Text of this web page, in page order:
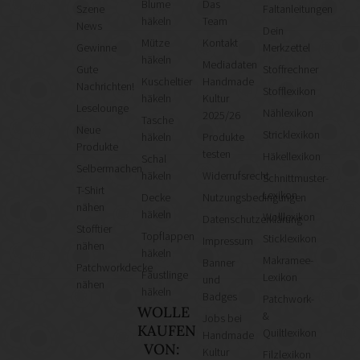
News
Gute
Nachrichten!
Leselounge
Neue
Produkte
Selbermachen
T-Shirt
Stofftier
Patchworkdecke
häkeln
Mütze
häkeln
Kuscheltier
häkeln
Tasche
häkeln
häkeln
Topflappen
häkeln
Fäustlinge
häkeln
WOLLE
KAUFEN
VON:
Team
Kontakt
Mediadaten
Kultur
2025/26
Produkte
testen
Widerrufsrecht
Nutzungsbedingungen
Datenschutzerklärung
Kultur
Faltanleitungen
Merkzettel
Stoffrechner
Stofflexikon
Nählexikon
Stricklexikon
Häkellexikon
Schnittmuster-
Lexikon
Wolllexikon
Sticklexikon
Makramee-
Lexikon
Patchwork-
&
Quiltlexikon